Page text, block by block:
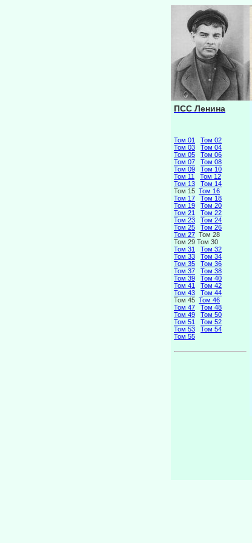
ПСС Ленина
Том 01
Том 02
Том 03
Том 04
Том 05
Том 06
Том 07
Том 08
Том 09
Том 10
Том 11
Том 12
Том 13
Том 14
Том 15 Том 16
Том 17
Том 18
Том 19
Том 20
Том 21
Том 22
Том 23
Том 24
Том 25
Том 26
Том 27 Том 28
Том 29 Том 30
Том 31
Том 32
Том 33
Том 34
Том 35
Том 36
Том 37
Том 38
Том 39
Том 40
Том 41
Том 42
Том 43
Том 44
Том 45 Том 46
Том 47
Том 48
Том 49
Том 50
Том 51
Том 52
Том 53
Том 54
Том 55